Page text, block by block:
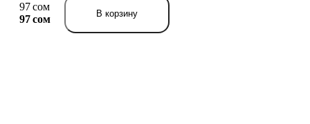
97 сом
97 сом
В корзину